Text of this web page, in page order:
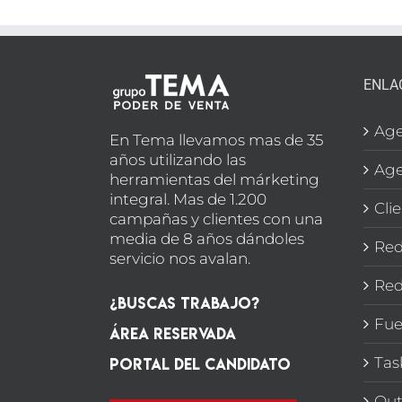
En Tema llevamos mas de 35
años utilizando las
herramientas del márketing
integral. Mas de 1.200
campañas y clientes con una
media de 8 años dándoles
servicio nos avalan.
¿Buscas Trabajo?
Área Reservada
Portal del candidato